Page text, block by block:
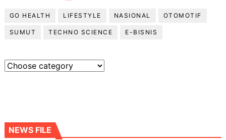
GO HEALTH LIFESTYLE NASIONAL OTOMOTIF
SUMUT TECHNO SCIENCE E-BISNIS
NEWS FILE